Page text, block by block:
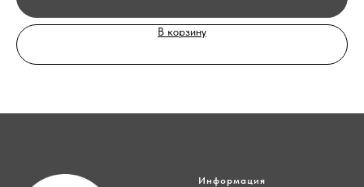
В корзину
Информация